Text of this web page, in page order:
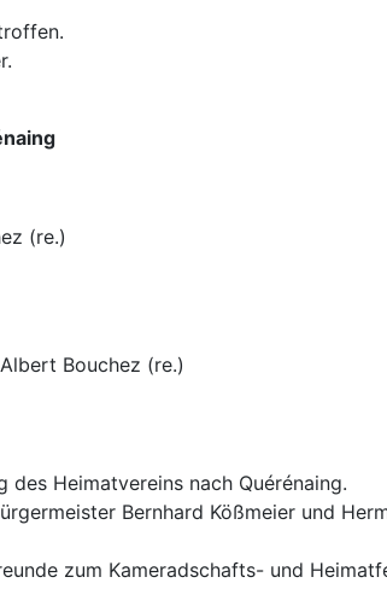
.
(re.)
Bouchez (re.)
Heimatvereins nach Quérénaing.
Bernhard Kößmeier und
zum Kameradschafts- und